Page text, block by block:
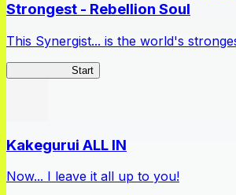
Strongest - Rebellion Soul
This Synergist... is the world's
Start
Kakegurui ALL IN
Now... I leave it all up to you!